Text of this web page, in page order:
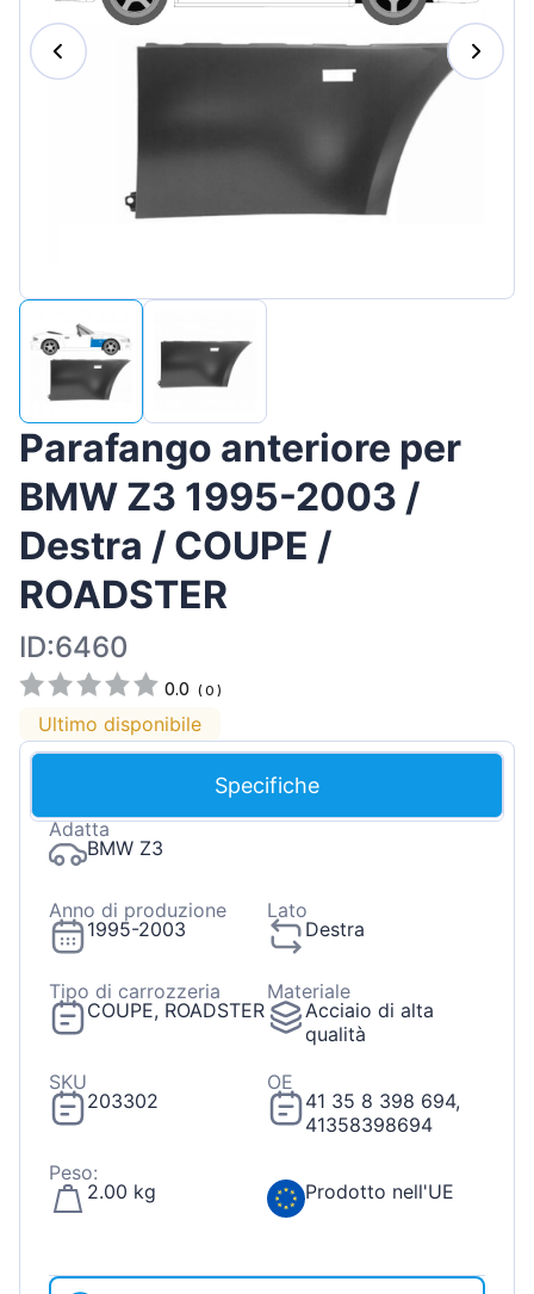
Magyar
Lietuvių
Hrvatski
Parafango anteriore per
BMW Z3 1995-2003 /
Destra / COUPE /
ROADSTER
ID:6460
0.0 (0 )
Ultimo disponibile
Specifiche
Adatta
BMW Z3
Anno di produzione
1995-2003
Lato
Destra
Tipo di carrozzeria
COUPE, ROADSTER
Materiale
Acciaio di alta
qualità
SKU
203302
OE
41 35 8 398 694,
41358398694
Peso:
2.00 kg
Prodotto nell'UE